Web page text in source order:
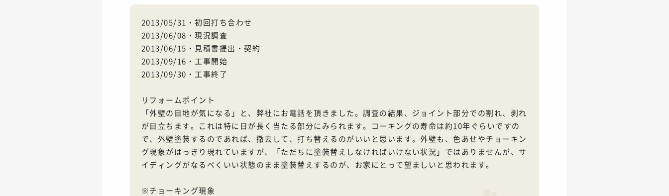
2013/05/31・初回打ち合わせ
2013/06/08・現況調査
2013/06/15・見積書提出・契約
2013/09/16・工事開始
2013/09/30・工事終了
リフォームポイント
「外壁の目地が気になる」と、弊社にお電話を頂きました。調査の結果、ジョイント部分での割れ、剥れ
が目立ちます。これは特に日が長く当たる部分にみられます。コーキングの寿命は約10年ぐらいですの
で、外壁塗装するのであれば、撤去して、打ち替えるのがいいと思います。外壁も、色あせやチョーキン
グ現象がはっきり現れていますが、「ただちに塗装替えしなければいけない状況」ではありませんが、サ
イディングがなるべくいい状態のまま塗装替えするのが、お家にとって望ましいと思われます。
※チョーキング現象